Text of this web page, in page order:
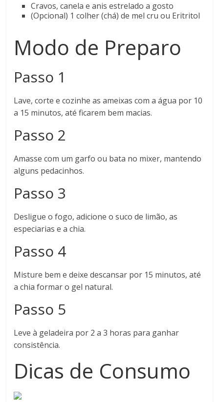
Cravos, canela e anis estrelado a gosto
(Opcional) 1 colher (chá) de mel cru ou Eritritol
Modo de Preparo
Passo 1
Lave, corte e cozinhe as ameixas com a água por 10
a 15 minutos, até ficarem bem macias.
Passo 2
Amasse com um garfo ou bata no mixer, mantendo
alguns pedacinhos.
Passo 3
Desligue o fogo, adicione o suco de limão, as
especiarias e a chia.
Passo 4
Misture bem e deixe descansar por 15 minutos, até
a chia formar o gel natural.
Passo 5
Leve à geladeira por 2 a 3 horas para ganhar
consistência.
Dicas de Consumo